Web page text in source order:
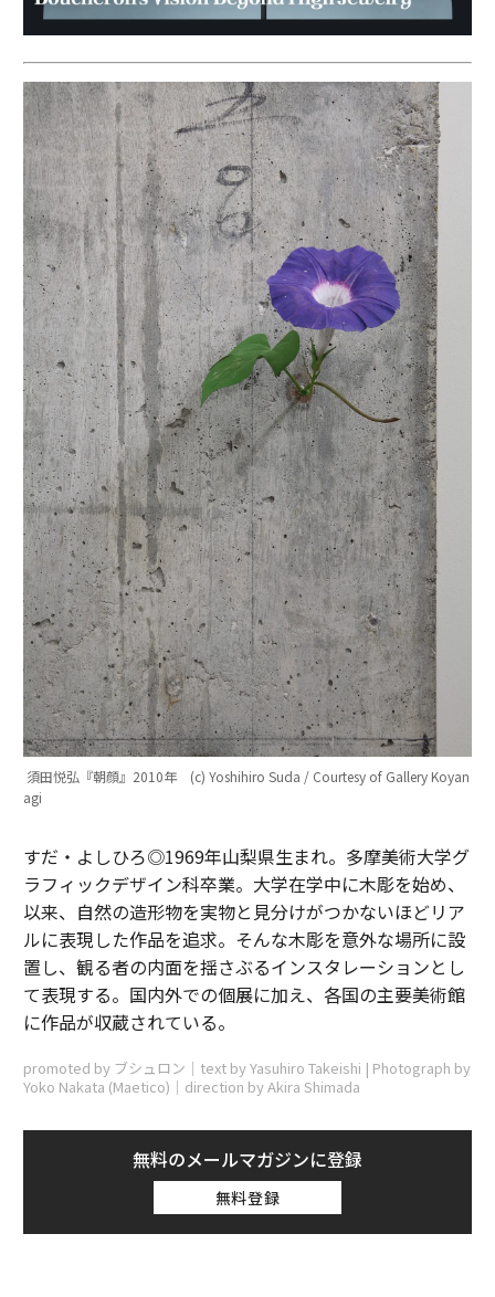
須田悦弘『朝顔』2010年 (c) Yoshihiro Suda / Courtesy of Gallery Koyan
agi
すだ・よしひろ◎1969年山梨県生まれ。多摩美術大学グ
ラフィックデザイン科卒業。大学在学中に木彫を始め、
以来、自然の造形物を実物と見分けがつかないほどリア
ルに表現した作品を追求。そんな木彫を意外な場所に設
置し、観る者の内面を揺さぶるインスタレーションとし
て表現する。国内外での個展に加え、各国の主要美術館
に作品が収蔵されている。
promoted by ブシュロン｜text by Yasuhiro Takeishi | Photograph by
Yoko Nakata (Maetico)｜direction by Akira Shimada
無料のメールマガジンに登録
無料登録